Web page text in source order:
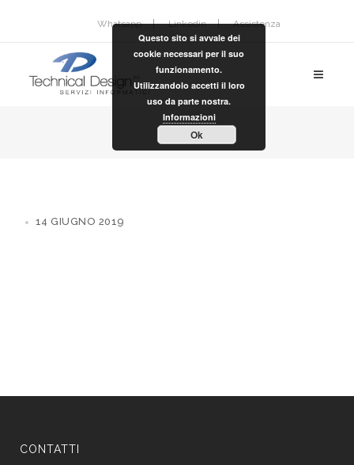
Whatsapp Linkedin Assistenza
14 GIUGNO 2019
CONTATTI
Questo sito si avvale dei
cookie necessari per il suo
funzionamento.
Utilizzandolo accetti il loro
uso da parte nostra.
Informazioni
Ok